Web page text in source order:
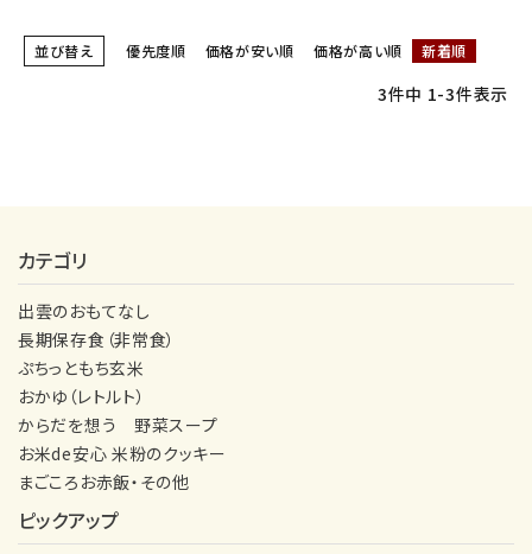
並び替え 優先度順 価格が安い順 価格が高い順 新着順
3件中 1-3件表示
カテゴリ
出雲のおもてなし
長期保存食（非常食）
ぷちっともち玄米
おかゆ（レトルト）
からだを想う 野菜スープ
お米de安心 米粉のクッキー
まごころお赤飯・その他
ピックアップ